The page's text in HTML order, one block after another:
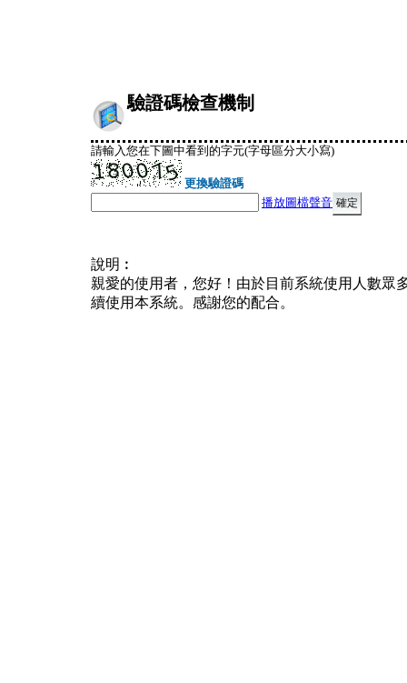
驗證碼檢查機制
請輸入您在下圖中看到的字元(字母區分大小寫)
更換驗證碼
播放圖檔聲音
說明︰
親愛的使用者，您好！由於目前系統使用人數眾
續使用本系統。感謝您的配合。